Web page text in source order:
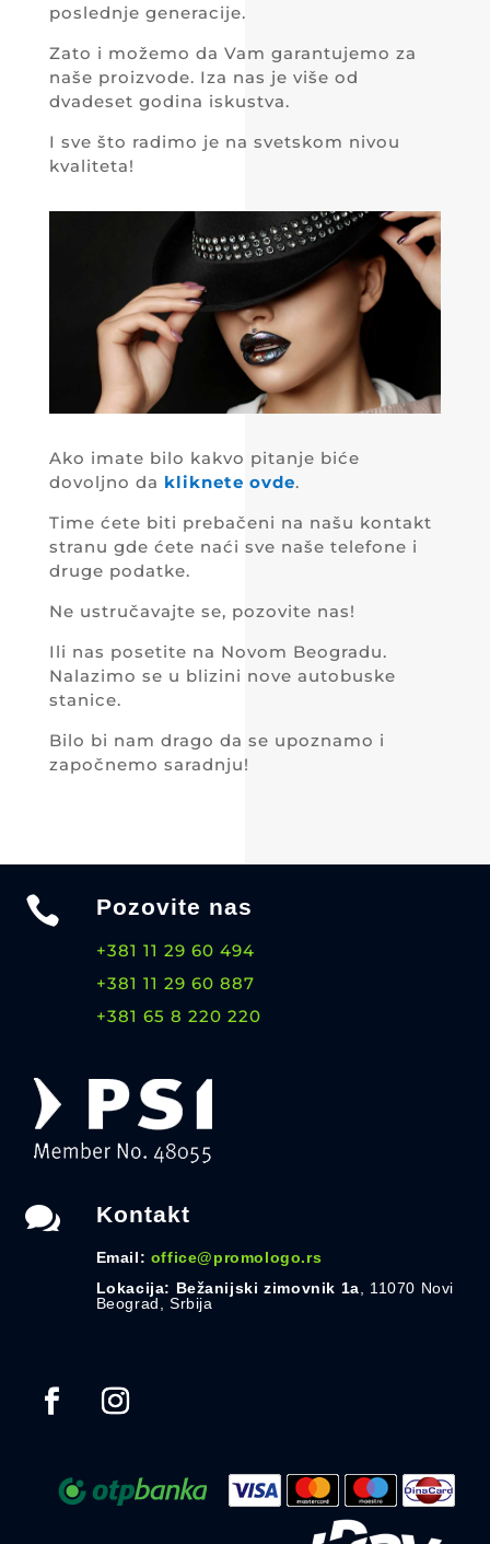
poslednje generacije.
Zato i možemo da Vam garantujemo za
naše proizvode. Iza nas je više od
dvadeset godina iskustva.
I sve što radimo je na svetskom nivou
kvaliteta!
Ako imate bilo kakvo pitanje biće
dovoljno da kliknete ovde.
Time ćete biti prebačeni na našu kontakt
stranu gde ćete naći sve naše telefone i
druge podatke.
Ne ustručavajte se, pozovite nas!
Ili nas posetite na Novom Beogradu.
Nalazimo se u blizini nove autobuske
stanice.
Bilo bi nam drago da se upoznamo i
započnemo saradnju!
 Pozovite nas
+381 11 29 60 494
+381 11 29 60 887
+381 65 8 220 220
 Kontakt
Email: office@promologo.rs
Lokacija: Bežanijski zimovnik 1a , 11070 Novi
Beograd, Srbija